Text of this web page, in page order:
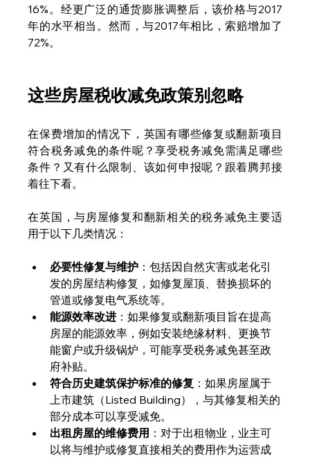
16%。经更广泛的通货膨胀调整后，该价格与2017
年的水平相当。然而，与2017年相比，索赔增加了
72%。
这些房屋税收减免政策别忽略
在保费增加的情况下，英国有哪些修复或翻新项目
符合税务减免的条件呢？享受税务减免需满足哪些
条件？又有什么限制、该如何申报呢？跟着腾邦接
着往下看。
在英国，与房屋修复和翻新相关的税务减免主要适
用于以下几类情况：
必要性修复与维护 ：包括因自然灾害或老化引
发的房屋结构修复，如修复屋顶、替换损坏的
管道或修复电气系统等。
能源效率改进 ：如果修复或翻新项目旨在提高
房屋的能源效率，例如安装绝缘材料、更换节
能窗户或升级锅炉，可能享受税务减免甚至政
府补贴。
符合历史建筑保护标准的修复 ：如果房屋属于
上市建筑（Listed Building），与其修复相关的
部分成本可以享受减免。
出租房屋的维修费用 ：对于出租物业，业主可
以将与维护或修复直接相关的费用作为运营成